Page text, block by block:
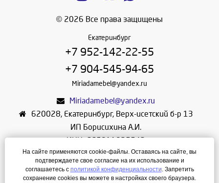
© 2026 Все права защищены
Екатеринбург
+7 952-142-22-55
+7 904-545-94-65
Miriadamebel@yandex.ru
Miriadamebel@yandex.ru
620028, Екатеринбург, Верх-исетский б-р 13
ИП Борисихина А.И.
ИНН: 665811825542
ОГРНИП: 312665804600057
Режим работы: Ежедневно с 10-30 до 19-30
На сайте применяются cookie-файлы. Оставаясь на сайте, вы
подтверждаете свое согласие на их использование и
соглашаетесь с политикой конфиденциальности. Запретить
сохранение cookies вы можете в настройках своего браузера.